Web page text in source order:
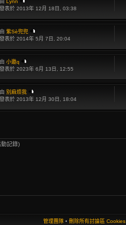
由 Lynn
發表於 2013年 12月 18日, 03:38
由 紫Sè兜兜
發表於 2014年 5月 7日, 20:04
由 小邀q
發表於 2023年 6月 13日, 12:55
由 别麻烦我
發表於 2013年 12月 30日, 18:04
記錄)
管理團隊 • 刪除所有討論區 Cookies